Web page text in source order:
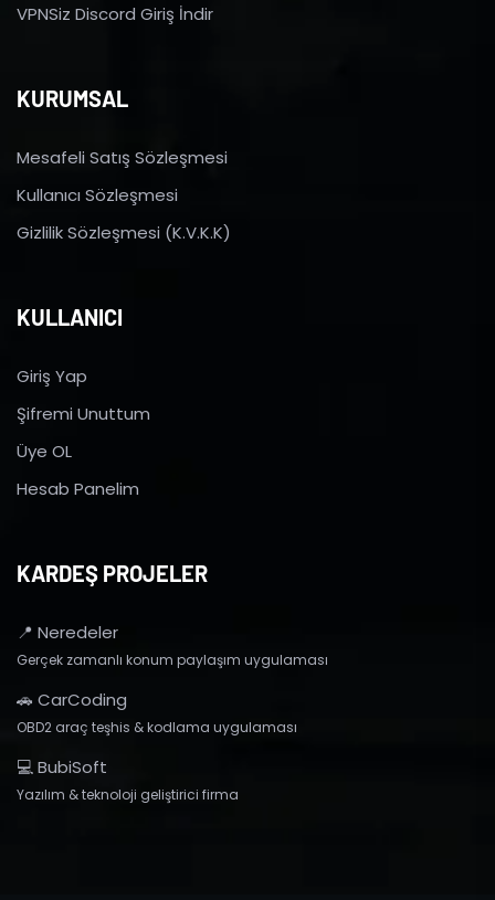
VPNSiz Discord Giriş İndir
KURUMSAL
Mesafeli Satış Sözleşmesi
Kullanıcı Sözleşmesi
Gizlilik Sözleşmesi (K.V.K.K)
KULLANICI
Giriş Yap
Şifremi Unuttum
Üye OL
Hesab Panelim
KARDEŞ PROJELER
📍 Neredeler
Gerçek zamanlı konum paylaşım uygulaması
🚗 CarCoding
OBD2 araç teşhis & kodlama uygulaması
💻 BubiSoft
Yazılım & teknoloji geliştirici firma